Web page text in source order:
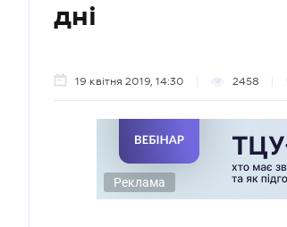
дні
19 квітня 2019, 14:30 2458
Реклама